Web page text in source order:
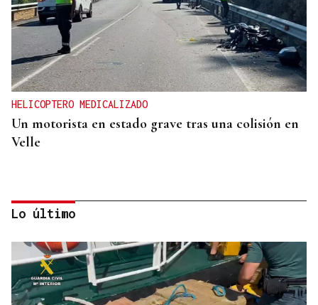
HELICOPTERO MEDICALIZADO
Un motorista en estado grave tras una colisión en
Velle
Lo último